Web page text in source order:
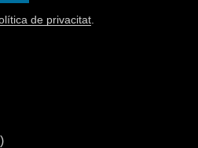
de privacitat.